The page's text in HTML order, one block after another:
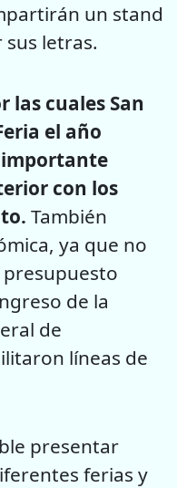
un stand
letras.
las cuales San
el año
importante
con los
También
ya que no
de la
de
líneas de
presentar
ferias y